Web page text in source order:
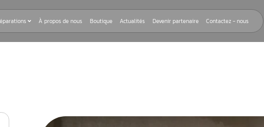
Accueil Nos réparations À propos de nous Boutique Actualités Devenir